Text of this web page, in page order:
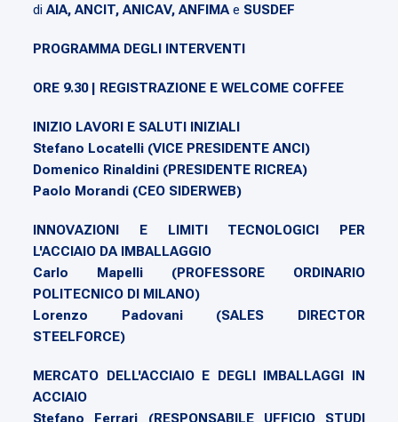
diAIA, ANCIT, ANICAV, ANFIMAe SUSDEF
PROGRAMMA DEGLI INTERVENTI
ORE 9.30 | REGISTRAZIONE E WELCOME COFFEE
INIZIO LAVORI E SALUTI INIZIALI
Stefano Locatelli (VICE PRESIDENTE ANCI)
Domenico Rinaldini (PRESIDENTE RICREA)
Paolo Morandi (CEO SIDERWEB)
INNOVAZIONI E LIMITI TECNOLOGICI PER
L'ACCIAIO DA IMBALLAGGIO
Carlo Mapelli (PROFESSORE ORDINARIO
POLITECNICO DI MILANO)
Lorenzo Padovani (SALES DIRECTOR
STEELFORCE)
MERCATO DELL'ACCIAIO E DEGLI IMBALLAGGI IN
ACCIAIO
Stefano Ferrari (RESPONSABILE UFFICIO STUDI